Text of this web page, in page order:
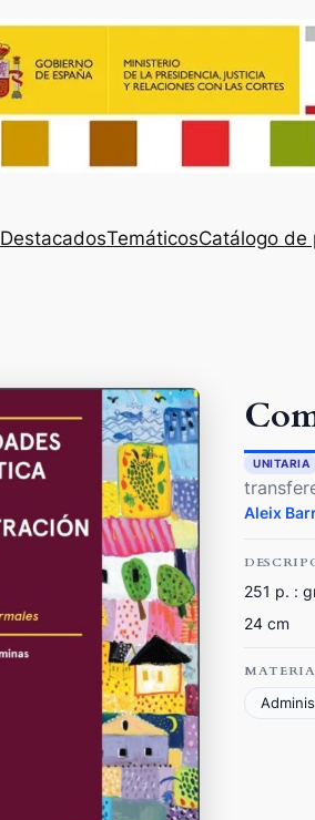
DestacadosTemáticosCatálogo de
UNITARIA
Aleix
251 p. :
24 cm